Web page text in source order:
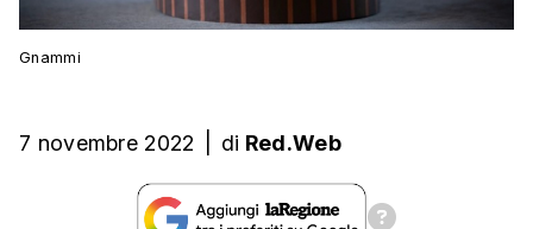
Gnammi
7 novembre 2022 di Red.Web